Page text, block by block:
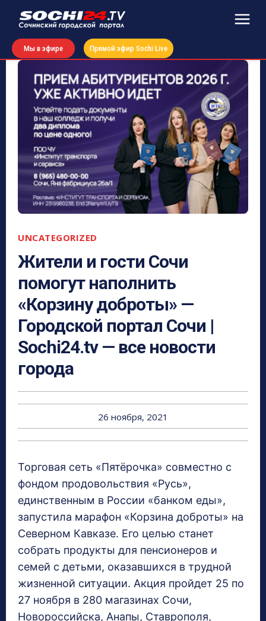
Мы в эфире Прямой эфир Sochi Live
UNCATEGORIZED
Жители и гости Сочи
помогут наполнить
«Корзину доброты» —
Городской портал Сочи |
Sochi24.tv — все новости
города
26 ноября, 2021
Торговая сеть «Пятёрочка» совместно с
фондом продовольствия «Русь»,
единственным в России «банком еды»,
запустила марафон «Корзина доброты» на
Северном Кавказе. Его целью станет
собрать продукты для пенсионеров и
семей с детьми, оказавшихся в трудной
жизненной ситуации. Акция пройдет 25 по
27 ноября в 280 магазинах Сочи,
Новороссийска, Анапы, Ставрополя,